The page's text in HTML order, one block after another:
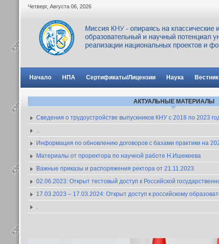
Четверг, Августа 06 2026
Начало НПА Сертификаты/Лицензии Наука
АКТУАЛЬНЫЕ МАТЕРИАЛЫ
Сведения о трудоустройстве выпускников КНУ с 2018 по 2023
..
Информация по обновлению договоров с базами практики на
Материалы от проректора по научной работе Н.Ишекеева
Важные приказы и распоряжения ректора от 21.11.2023
02.06.2023: Открыт тестовый доступ к Российской
17.03.2023 – 17.03.2024: Открыт доступ к российскому
.